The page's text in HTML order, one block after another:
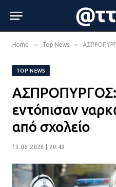
Home » Top News » ΑΣΠΡΟΠΥΡΓΟΣ:
TOP NEWS
ΑΣΠΡΟΠΥΡΓΟΣ:
εντόπισαν
από σχολείο
13.06.2026 | 20:43